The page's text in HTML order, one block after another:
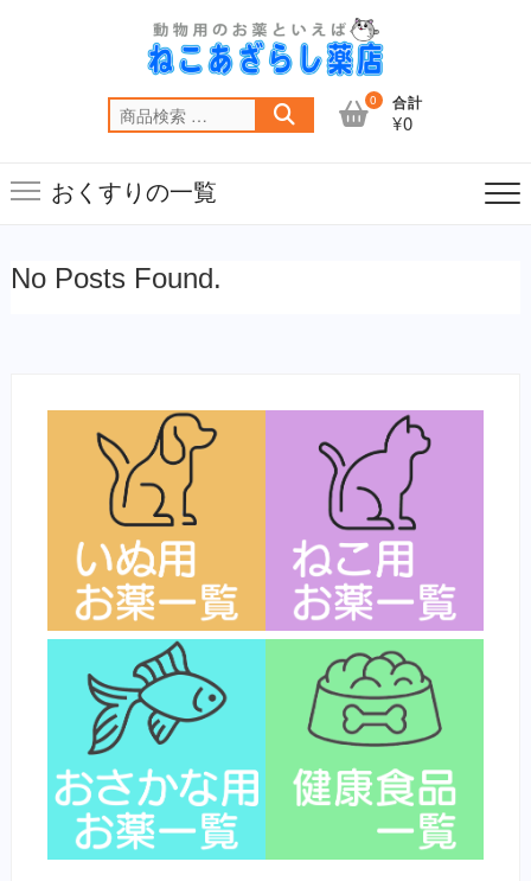
索
0 合計
¥0
おくすりの一覧
No Posts Found.